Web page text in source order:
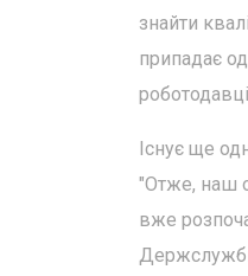
знайти
припадає
Існує ще
"Отже, наш
вже
Держслужби